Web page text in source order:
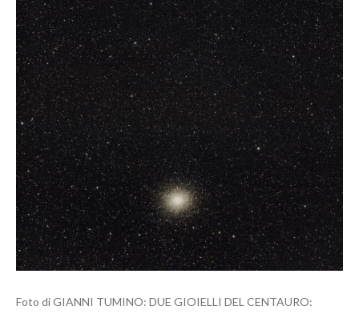
Foto di GIANNI TUMINO: DUE GIOIELLI DEL CENTAURO: